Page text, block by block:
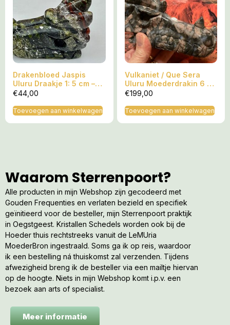
Drakenbloed Jaspis
Uluru Draakje 1: 5 cm –
63 gram
€44,00
Toevoegen aan winkelwagen
Vulkaniet / Que Sera
Uluru Moederdrakin 6 XL
– 13×5.5×7.5 (lxbxh) –
€199,00
Toevoegen aan winkelwagen
Waarom Sterrenpoort?
Alle producten in mijn Webshop zijn gecodeerd met
Gouden Frequenties en verlaten bezield en specifiek
geïnitieerd voor de besteller, mijn Sterrenpoort praktijk
in Oegstgeest. Kristallen Schedels worden ook bij de
Hoeder thuis rechtstreeks vanuit de LeMUria
MoederBron ingestraald. Soms ga ik op reis, waardoor
ik een bestelling ná thuiskomst zal verzenden. Tijdens
afwezigheid breng ik de besteller via een mailtje hiervan
op de hoogte. Niets in mijn Webshop komt i.p.v. een
bezoek aan arts of specialist.
Meer informatie